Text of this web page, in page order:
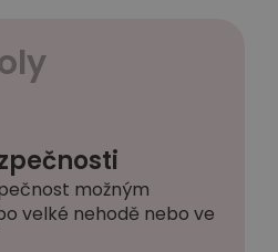
možným
velké nehodě nebo ve